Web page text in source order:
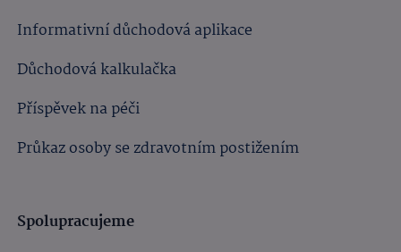
Informativní důchodová aplikace
Důchodová kalkulačka
Příspěvek na péči
Průkaz osoby se zdravotním postižením
Spolupracujeme